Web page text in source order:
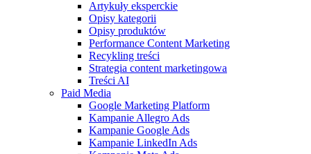
Artykuły eksperckie
Opisy kategorii
Opisy produktów
Performance Content Marketing
Recykling treści
Strategia content marketingowa
Treści AI
Paid Media
Google Marketing Platform
Kampanie Allegro Ads
Kampanie Google Ads
Kampanie LinkedIn Ads